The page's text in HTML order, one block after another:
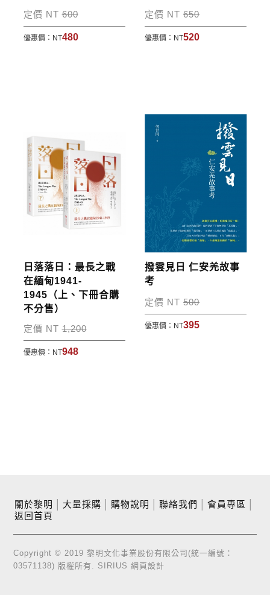
包裹運送，一律免運費；899元以下須自付80元運
費。外文書籍將由專人估價
，訂購後48小時內回覆運
寄送說明:
付款完成後，本公司將於七日內以郵寄方式寄送到您
所指定的地點。
定價 NT600
優惠價： NT480
定價 NT650
優惠價： NT520
日落落日：最長之戰
在緬甸1941-
1945（上、下冊合購
不分售）
定價 NT1,200
優惠價： NT948
撥雲見日 仁安羌故事
考
定價 NT500
優惠價： NT395
關於黎明 大量採購 購物說明 聯絡我們 會員專區
返回首頁
Copyright © 2019 黎明文化事業股份有限公司(統一編號：
03571138) 版權所有. SIRIUS 網頁設計